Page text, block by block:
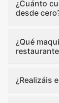
¿Cuánto
desde
¿Qué
¿Realizáis